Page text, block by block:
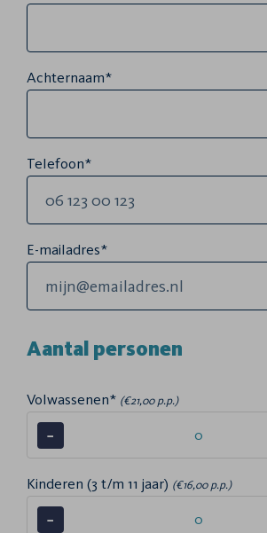
Achternaam*
Telefoon*
E-mailadres*
Aantal personen
Volwassenen* (€21,00 p.p.)
−
Kinderen (3 t/m 11 jaar) (€16,00 p.p.)
−